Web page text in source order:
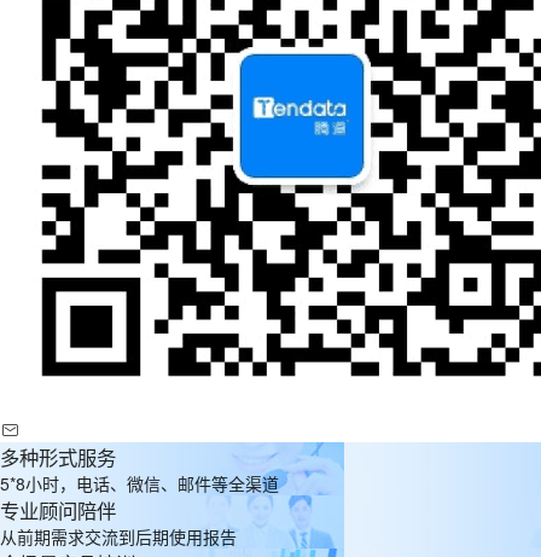
多种形式服务
5*8小时，电话、微信、邮件等全渠道
专业顾问陪伴
从前期需求交流到后期使用报告